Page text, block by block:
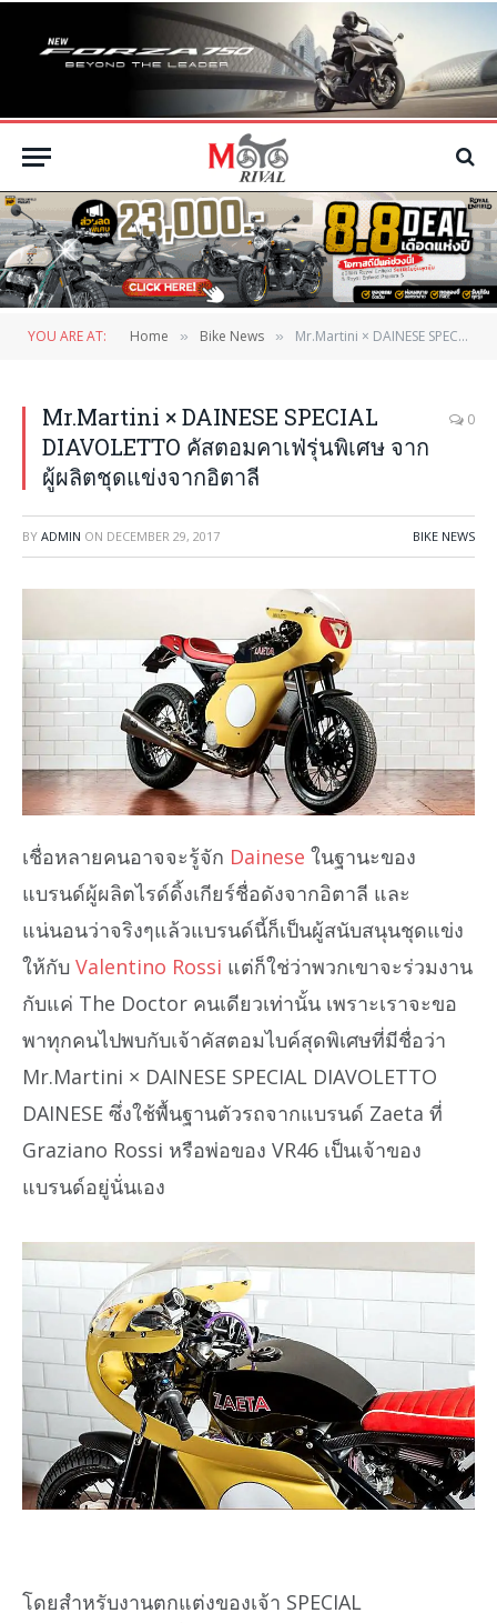
YOU ARE AT: Home » Bike News » Mr.Martini × DAINESE SPECIAL DIAVOLETTO คัสตอมคาเฟ่รุ่นพิเศษ จากผู้ผลิตชุดแข่งจากอิตาลี
Mr.Martini × DAINESE SPECIAL
DIAVOLETTO คัสตอมคาเฟ่รุ่นพิเศษ จาก
ผู้ผลิตชุดแข่งจากอิตาลี
0
BY ADMIN ON DECEMBER 29, 2017 BIKE NEWS
เชื่อหลายคนอาจจะรู้จัก Dainese ในฐานะของ
แบรนด์ผู้ผลิตไรด์ดิ้งเกียร์ชื่อดังจากอิตาลี และ
แน่นอนว่าจริงๆแล้วแบรนด์นี้ก็เป็นผู้สนับสนุนชุดแข่ง
ให้กับ Valentino Rossi แต่ก็ใช่ว่าพวกเขาจะร่วมงาน
กับแค่ The Doctor คนเดียวเท่านั้น เพราะเราจะขอ
พาทุกคนไปพบกับเจ้าคัสตอมไบค์สุดพิเศษที่มีชื่อว่า
Mr.Martini × DAINESE SPECIAL DIAVOLETTO
DAINESE ซึ่งใช้พื้นฐานตัวรถจากแบรนด์ Zaeta ที่
Graziano Rossi หรือพ่อของ VR46 เป็นเจ้าของ
แบรนด์อยู่นั่นเอง
โดยสำหรับงานตกแต่งของเจ้า SPECIAL